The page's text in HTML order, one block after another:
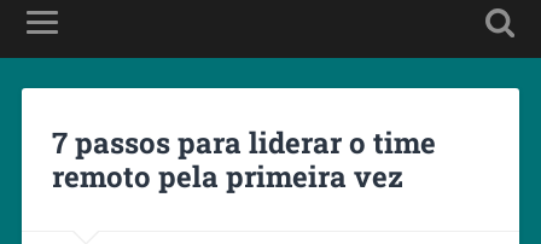
7 passos para liderar o time
remoto pela primeira vez